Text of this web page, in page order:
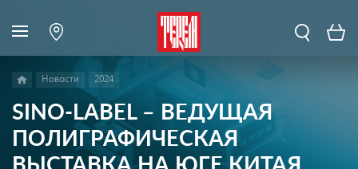
Новости 2024
SINO-LABEL – ВЕДУЩАЯ
ПОЛИГРАФИЧЕСКАЯ